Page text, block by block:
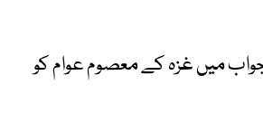
کے حملوں کے جواب میں غزہ کے معصوم عوام کو